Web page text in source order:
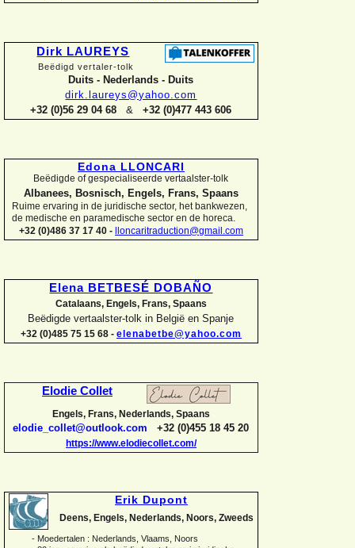
Dirk LAUREYS
Beëdigd vertaler-tolk
Duits - Nederlands - Duits
dirk.laureys@yahoo.com
+32 (0)56 29 04 68& +32 (0)477 443 606
Edona LLONCARI
Beëdigde of gespecialiseerde vertaalster-tolk
Albanees, Bosnisch, Engels, Frans, Spaans
Ruime ervaring in de juridische sector, het bankwezen,
de medische en paramedische sector en de horeca.
+32 (0)486 37 17 40 -
lloncaritraduction@gmail.com
Elena BETBESÉ DOBAÑO
Catalaans, Engels, Frans, Spaans
Beëdigde vertaalster-tolk in België en Spanje
+32 (0)485 75 15 68 - elenabetbe@yahoo.com
Elodie Collet
Engels, Frans, Nederlands, Spaans
elodie_collet@outlook.com +32 (0)455 18 45 20
https://www.elodiecollet.com/
Erik Dupont
Deens, Engels, Nederlands, Noors, Zweeds
- Moedertalen : Nederlands, Vlaams, Noors